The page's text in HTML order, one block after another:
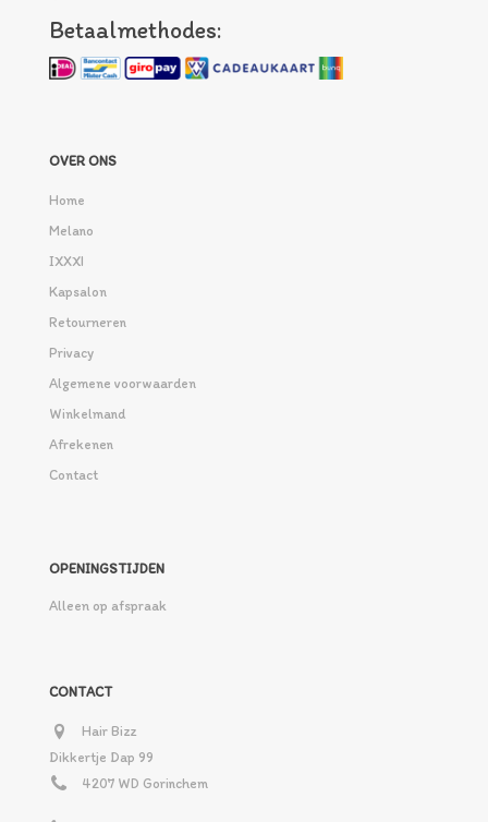
Betaalmethodes:
OVER ONS
Home
Melano
IXXXI
Kapsalon
Retourneren
Privacy
Algemene voorwaarden
Winkelmand
Afrekenen
Contact
OPENINGSTIJDEN
Alleen op afspraak
CONTACT
Hair Bizz
Dikkertje Dap 99
4207 WD Gorinchem